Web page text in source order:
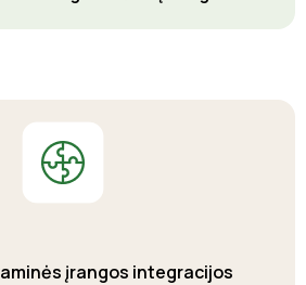
įrangos integracijos